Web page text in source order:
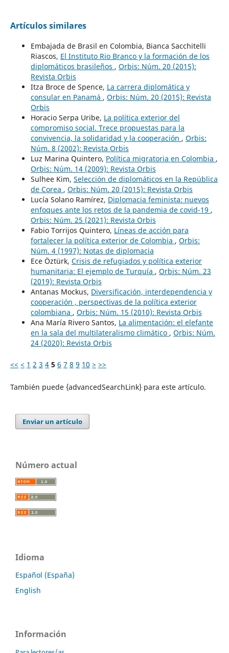
Artículos similares
Embajada de Brasil en Colombia, Bianca Sacchitelli
Riascos, El Instituto Rio Branco y la formación de los
diplomáticos brasileños , Orbis: Núm. 20 (2015):
Revista Orbis
Itza Broce de Spence, La carrera diplomática y
consular en Panamá , Orbis: Núm. 20 (2015): Revista
Orbis
Horacio Serpa Uribe, La política exterior del
compromiso social. Trece propuestas para la
convivencia, la solidaridad y la cooperación , Orbis:
Núm. 8 (2002): Revista Orbis
Luz Marina Quintero, Política migratoria en Colombia ,
Orbis: Núm. 14 (2009): Revista Orbis
Sulhee Kim, Selección de diplomáticos en la República
de Corea , Orbis: Núm. 20 (2015): Revista Orbis
Lucía Solano Ramírez, Diplomacia feminista: nuevos
enfoques ante los retos de la pandemia de covid-19 ,
Orbis: Núm. 25 (2021): Revista Orbis
Fabio Torrijos Quintero, Líneas de acción para
fortalecer la política exterior de Colombia , Orbis:
Núm. 4 (1997): Notas de diplomacia
Ece Öztürk, Crisis de refugiados y política exterior
humanitaria: El ejemplo de Turquía , Orbis: Núm. 23
(2019): Revista Orbis
Antanas Mockus, Diversificación, interdependencia y
cooperación , perspectivas de la política exterior
colombiana , Orbis: Núm. 15 (2010): Revista Orbis
Ana María Rivero Santos, La alimentación: el elefante
en la sala del multilateralismo climático , Orbis: Núm.
24 (2020): Revista Orbis
<< < 1 2 3 4 5 6 7 8 9 10 > >>
También puede {advancedSearchLink} para este artículo.
Enviar un artículo
Número actual
Idioma
Español (España)
English
Información